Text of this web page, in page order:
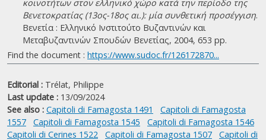
κοινοτήτων στον ελληνικό χώρο κατά την περίοδο της
Βενετοκρατίας (13ος-18ος αι.): μία συνθετική προσέγγιση.
Βενετία : Ελληνικό Ινστιτούτο Βυζαντινών και
Μεταβυζαντινών Σπουδών Βενετίας, 2004, 653 pp.
Find the document : https://www.sudoc.fr/126172870...
Editorial : Trélat, Philippe
Last update : 13/09/2024
See also : Capitoli di Famagosta 1491
Capitoli di Famagosta
1557
Capitoli di Famagosta 1545
Capitoli di Famagosta 1546
Capitoli di Cerines 1522
Capitoli di Famagosta 1507 Capitoli di